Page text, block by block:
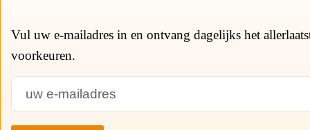
Vul uw e-mailadres in en ontvang dagelijks het
voorkeuren.